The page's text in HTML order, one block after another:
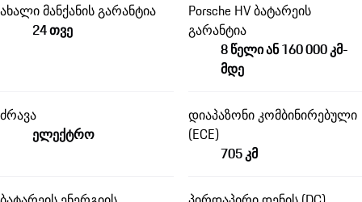
ახალი მანქანის გარანტია
24 თვე
Porsche HV ბატარეის
გარანტია
8 წელი ან 160 000 კმ-
მდე
ძრავა
ელექტრო
დიაპაზონი კომბინირებული
(ECE)
705 კმ